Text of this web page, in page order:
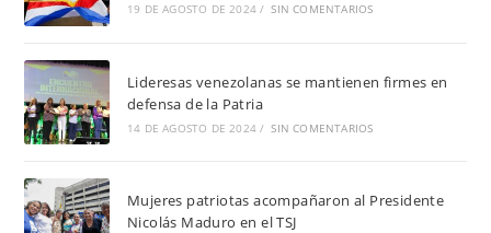
19 DE AGOSTO DE 2024 / SIN COMENTARIOS
Lideresas venezolanas se mantienen firmes en
defensa de la Patria
14 DE AGOSTO DE 2024 / SIN COMENTARIOS
Mujeres patriotas acompañaron al Presidente
Nicolás Maduro en el TSJ